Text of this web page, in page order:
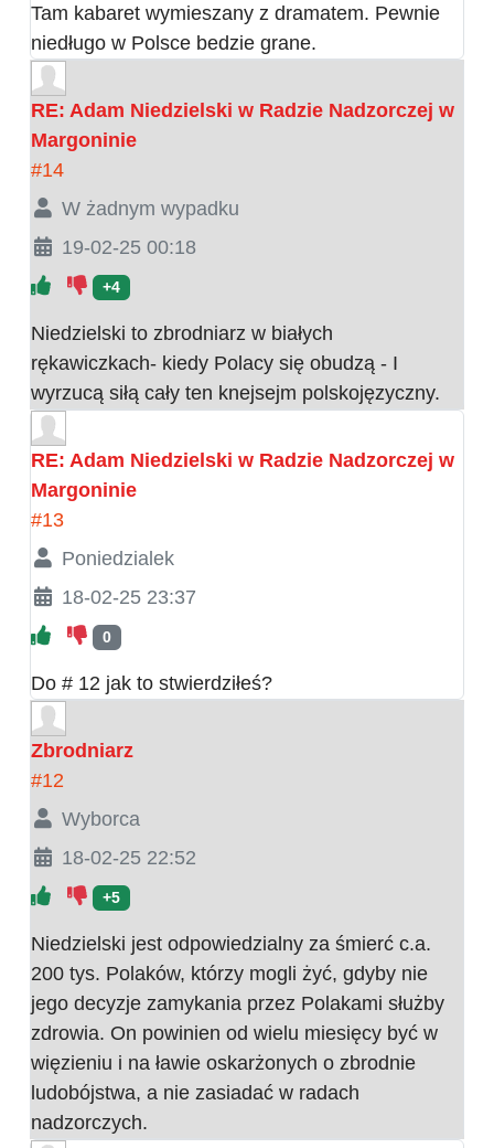
Tam kabaret wymieszany z dramatem. Pewnie
niedługo w Polsce bedzie grane.
RE: Adam Niedzielski w Radzie Nadzorczej w
Margoninie
#14
W żadnym wypadku
19-02-25 00:18
+4
Niedzielski to zbrodniarz w białych
rękawiczkach- kiedy Polacy się obudzą - I
wyrzucą siłą cały ten knejsejm polskojęzyczny.
RE: Adam Niedzielski w Radzie Nadzorczej w
Margoninie
#13
Poniedzialek
18-02-25 23:37
0
Do # 12 jak to stwierdziłeś?
Zbrodniarz
#12
Wyborca
18-02-25 22:52
+5
Niedzielski jest odpowiedzialny za śmierć c.a.
200 tys. Polaków, którzy mogli żyć, gdyby nie
jego decyzje zamykania przez Polakami służby
zdrowia. On powinien od wielu miesięcy być w
więzieniu i na ławie oskarżonych o zbrodnie
ludobójstwa, a nie zasiadać w radach
nadzorczych.